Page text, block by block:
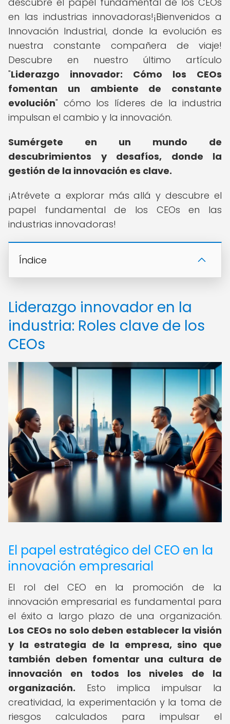
en las industrias innovadoras!¡Bienvenidos a
Innovación Industrial, donde la evolución es
nuestra constante compañera de viaje!
Descubre en nuestro último artículo
"Liderazgo innovador: Cómo los CEOs
fomentan un ambiente de constante
evolución" cómo los líderes de la industria
impulsan el cambio y la innovación.
Sumérgete en un mundo de
descubrimientos y desafíos, donde la
gestión de la innovación es clave.
¡Atrévete a explorar más allá y descubre el
papel fundamental de los CEOs en las
industrias innovadoras!
Índice
Liderazgo innovador en la
industria: Roles clave de los
CEOs
El papel estratégico del CEO en la
innovación empresarial
El rol del CEO en la promoción de la
innovación empresarial es fundamental para
el éxito a largo plazo de una organización.
Los CEOs no solo deben establecer la visión
y la estrategia de la empresa, sino que
también deben fomentar una cultura de
innovación en todos los niveles de la
organización. Esto implica impulsar la
creatividad, la experimentación y la toma de
riesgos calculados para impulsar el